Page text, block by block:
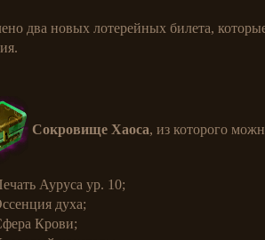
два новых лотерейных билета,
Сокровище Хаоса, из которого
Ауруса ур. 10;
духа;
Крови;